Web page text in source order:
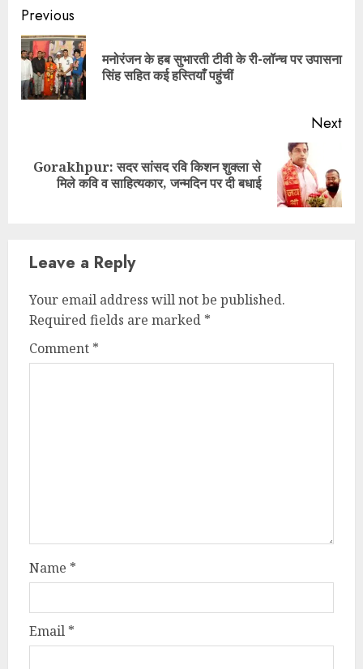
Continue
Reading
Previous
मनोरंजन के हब सुभारती टीवी के री-लॉन्च पर उपासना
सिंह सहित कई हस्तियाँ पहुंचीं
Next
Next
Gorakhpur: सदर सांसद रवि किशन शुक्ला से
मिले कवि व साहित्यकार, जन्मदिन पर दी बधाई
Leave a Reply
Your email address will not be published.
Required fields are marked *
Comment *
Name *
Email *